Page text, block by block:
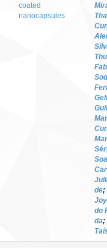
coated
nanocapsules
de;
do
da;